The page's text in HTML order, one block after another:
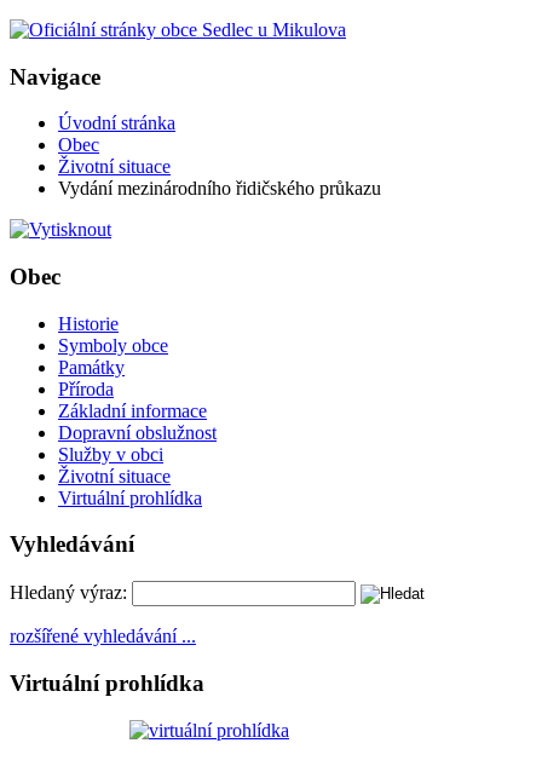
Navigace
Úvodní stránka
Obec
Životní situace
Vydání mezinárodního řidičského průkazu
Obec
Historie
Symboly obce
Památky
Příroda
Základní informace
Dopravní obslužnost
Služby v obci
Životní situace
Virtuální prohlídka
Vyhledávání
Hledaný výraz:
rozšířené vyhledávání ...
Virtuální prohlídka